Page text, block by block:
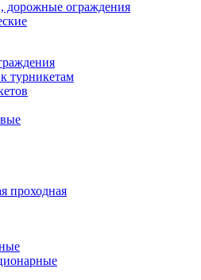
дорожные ограждения
турникетам
проходная